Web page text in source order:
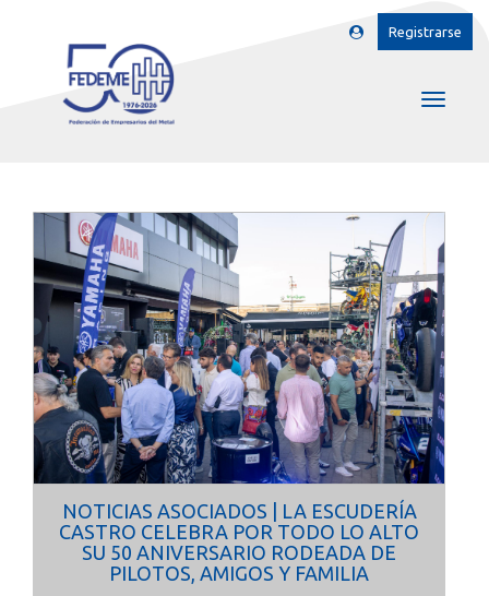
Registrarse
NOTICIAS ASOCIADOS | LA ESCUDERÍA
CASTRO CELEBRA POR TODO LO ALTO
SU 50 ANIVERSARIO RODEADA DE
PILOTOS, AMIGOS Y FAMILIA